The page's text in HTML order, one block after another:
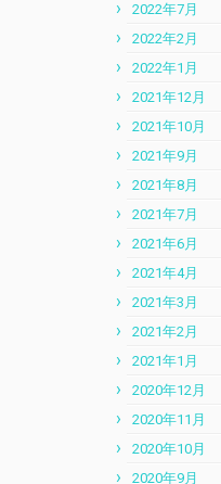
2022年7月
2022年2月
2022年1月
2021年12月
2021年10月
2021年9月
2021年8月
2021年7月
2021年6月
2021年4月
2021年3月
2021年2月
2021年1月
2020年12月
2020年11月
2020年10月
2020年9月